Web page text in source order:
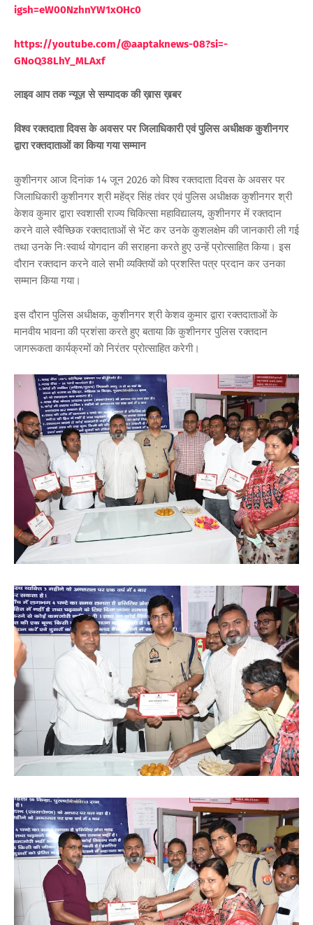
igsh=eW00NzhnYW1xOHc0
https://youtube.com/@aaptaknews-08?si=-
GNoQ38LhY_MLAxf
लाइव आप तक न्यूज़ से सम्पादक की ख़ास ख़बर
विश्व रक्तदाता दिवस के अवसर पर जिलाधिकारी एवं पुलिस अधीक्षक कुशीनगर
द्वारा रक्तदाताओं का किया गया सम्मान
कुशीनगर आज दिनांक 14 जून 2026 को विश्व रक्तदाता दिवस के अवसर पर
जिलाधिकारी कुशीनगर श्री महेंद्र सिंह तंवर एवं पुलिस अधीक्षक कुशीनगर श्री
केशव कुमार द्वारा स्वशासी राज्य चिकित्सा महाविद्यालय, कुशीनगर में रक्तदान
करने वाले स्वैच्छिक रक्तदाताओं से भेंट कर उनके कुशलक्षेम की जानकारी ली गई
तथा उनके निःस्वार्थ योगदान की सराहना करते हुए उन्हें प्रोत्साहित किया। इस
दौरान रक्तदान करने वाले सभी व्यक्तियों को प्रशस्ति पत्र प्रदान कर उनका
सम्मान किया गया।
इस दौरान पुलिस अधीक्षक, कुशीनगर श्री केशव कुमार द्वारा रक्तदाताओं के
मानवीय भावना की प्रशंसा करते हुए बताया कि कुशीनगर पुलिस रक्तदान
जागरूकता कार्यक्रमों को निरंतर प्रोत्साहित करेगी।